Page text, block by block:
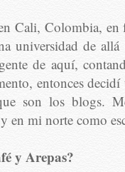
Cali, Colombia,
universidad de
de aquí,
entonces
son los blogs.
y en mi norte como
y Arepas?